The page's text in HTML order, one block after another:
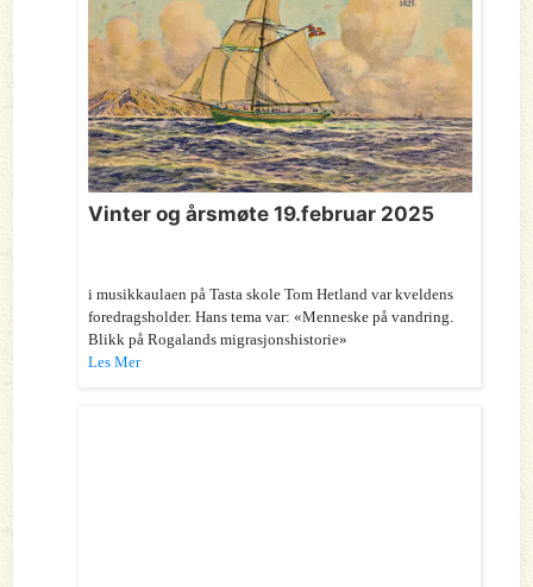
Vinter og årsmøte 19.februar 2025
i musikkaulaen på Tasta skole Tom Hetland var kveldens
foredragsholder. Hans tema var: «Menneske på vandring.
Blikk på Rogalands migrasjonshistorie»
Les Mer